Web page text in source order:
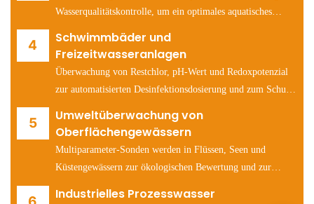
Wasserqualitätskontrolle, um ein optimales aquatisches
Schwimmbäder und
Freizeitwasseranlagen
Überwachung von Restchlor, pH-Wert und Redoxpotenzial
zur automatisierten Desinfektionsdosierung und zum Schutz
Umweltüberwachung von
Oberflächengewässern
Multiparameter-Sonden werden in Flüssen, Seen und
Küstengewässern zur ökologischen Bewertung und zur
Industrielles Prozesswasser